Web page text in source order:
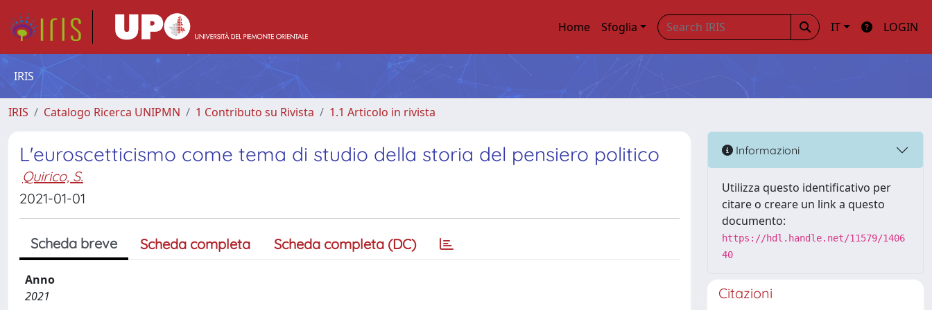
Home Sfoglia IT LOGIN
IRIS
IRIS Catalogo Ricerca UNIPMN 1 Contributo su Rivista 1.1 Articolo in rivista
L'euroscetticismo come tema di studio della storia del pensiero politico
Quirico, S.
2021-01-01
Scheda breve Scheda completa Scheda completa (DC)
Anno
2021
Informazioni
Utilizza questo identificativo per
citare o creare un link a questo
documento:
https://hdl.handle.net/11579/1406
40
Citazioni